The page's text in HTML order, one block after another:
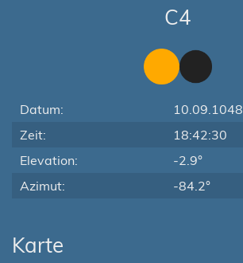
C4
Datum:
10.09.1048
Zeit:
18:42:30
Elevation:
-2.9°
Azimut:
-84.2°
Karte